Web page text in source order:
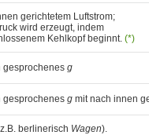
gerichtetem Luftstrom;
wird erzeugt, indem
Kehlkopf beginnt. (*)
gesprochenes g
gesprochenes g mit nach innen
berlinerisch Wagen).